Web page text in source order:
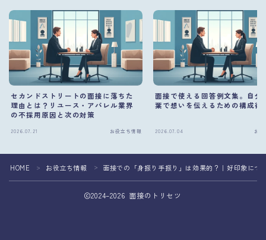
セカンドストリートの面接に落ちた
理由とは？リユース・アパレル業界
の不採用原因と次の対策
2026.07.21 お役立ち情報
面接で使える回答例文集。自分
葉で想いを伝えるための構成術
2026.07.04 お
HOME ＞ お役立ち情報 ＞ 面接での「身振り手振り」は効果的？｜好印象に
2024–2026 面接のトリセツ